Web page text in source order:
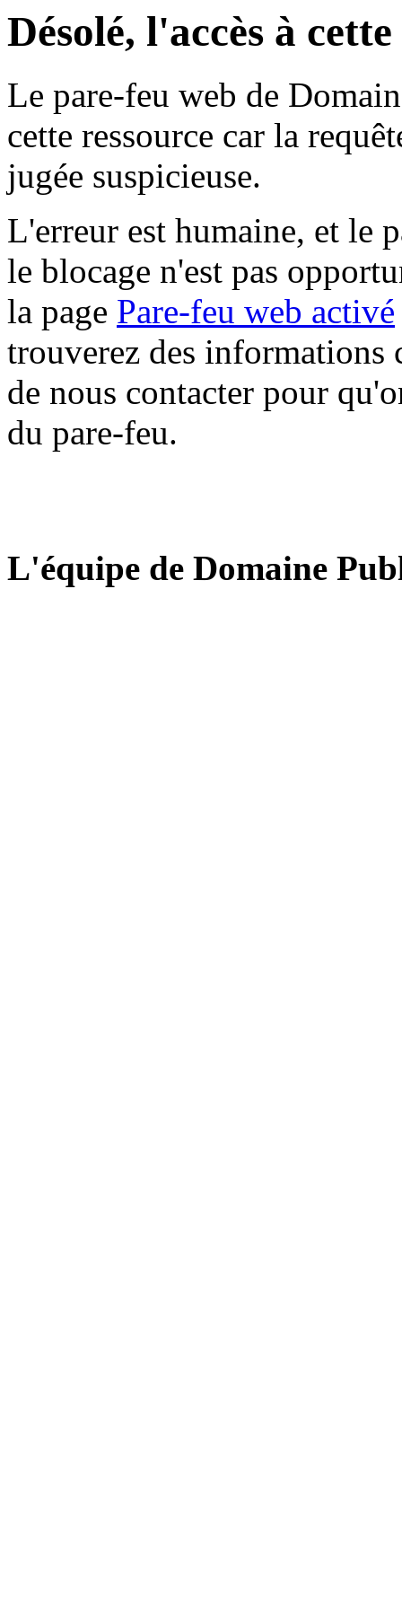
Désolé, l'accès à
Le pare-feu web de
cette ressource car la
jugée suspicieuse.
L'erreur est humaine, et le
le blocage n'est pas
la page Pare-feu web activé
trouverez des informations
de nous contacter pour
du pare-feu.
L'équipe de Domaine